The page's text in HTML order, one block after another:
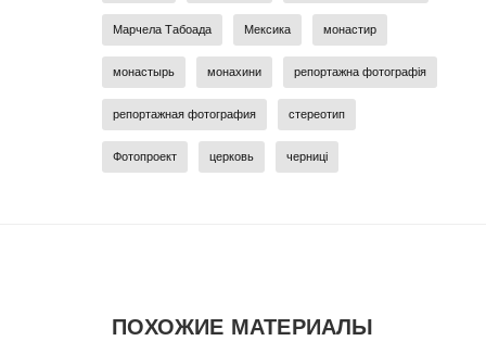
Марчела Табоада Мексика монастир
монастырь монахини репортажна фотографія
репортажная фотография стереотип
Фотопроект церковь черниці
ПОХОЖИЕ МАТЕРИАЛЫ